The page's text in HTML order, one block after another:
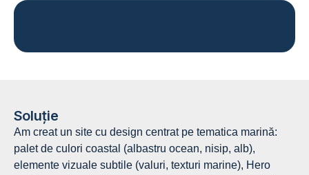
Soluție
Am creat un site cu design centrat pe tematica marină:
palet de culori coastal (albastru ocean, nisip, alb),
elemente vizuale subtile (valuri, texturi marine), Hero